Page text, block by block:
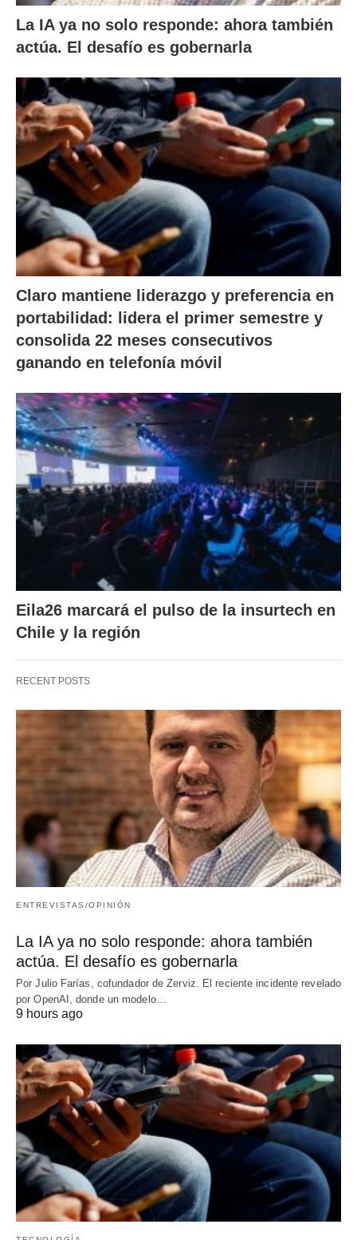
La IA ya no solo responde: ahora también
actúa. El desafío es gobernarla
Claro mantiene liderazgo y preferencia en
portabilidad: lidera el primer semestre y
consolida 22 meses consecutivos
ganando en telefonía móvil
Eila26 marcará el pulso de la insurtech en
Chile y la región
RECENT POSTS
ENTREVISTAS/OPINIÓN
La IA ya no solo responde: ahora también
actúa. El desafío es gobernarla
Por Julio Farías, cofundador de Zerviz. El reciente incidente revelado
por OpenAI, donde un modelo…
9 hours ago